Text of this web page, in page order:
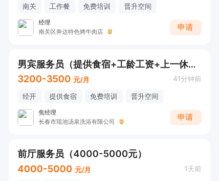
南关 工作餐 免费培训 晋升空间
经理
南关区奔达特色烤牛肉店
申请
男宾服务员（提供食宿+工龄工资+上一休一）
3200-3500 元/月 41分钟前
经开 提供食宿 免费培训 晋升空间
焦经理
长春市瑶池汤泉洗浴有限公司
申请
前厅服务员（4000-5000元）
4000-5000 元/月 1天前